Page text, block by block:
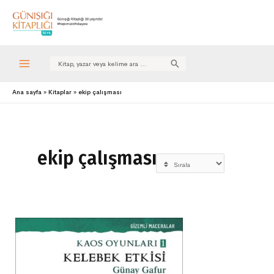
Search
Ana sayfa Kitaplar ekip çalışması
ekip çalışması